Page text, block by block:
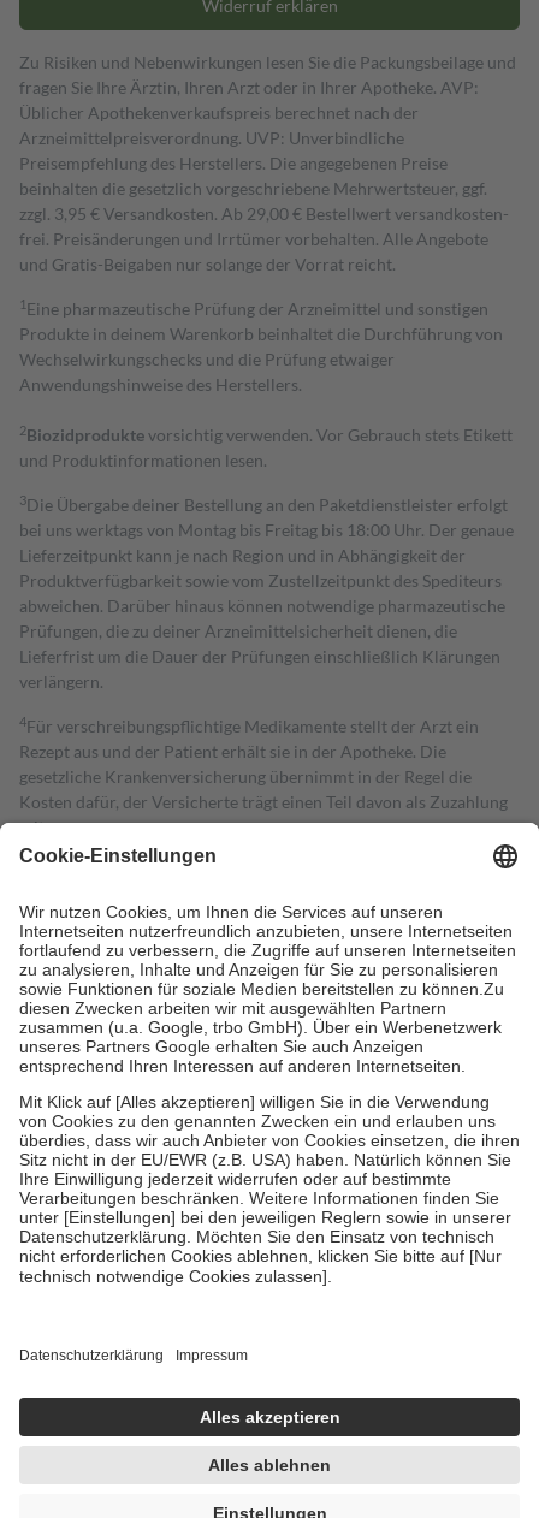
Widerruf erklären
Zu Risiken und Nebenwirkungen lesen Sie die Packungsbeilage und
fragen Sie Ihre Ärztin, Ihren Arzt oder in Ihrer Apotheke. AVP:
Üblicher Apothekenverkaufspreis berechnet nach der
Arzneimittelpreisverordnung. UVP: Unverbindliche
Preisempfehlung des Herstellers. Die angegebenen Preise
beinhalten die gesetzlich vorgeschriebene Mehrwertsteuer, ggf.
zzgl. 3,95 € Versandkosten. Ab 29,00 € Bestell­wert versand­kosten­
frei. Preisänderungen und Irrtümer vorbehalten. Alle Angebote
und Gratis-Beigaben nur solange der Vorrat reicht.
1 Eine pharmazeutische Prüfung der Arzneimittel und sonstigen
Produkte in deinem Warenkorb beinhaltet die Durchführung von
Wechselwirkungschecks und die Prüfung etwaiger
Anwendungshinweise des Herstellers.
2Biozidproduktevorsichtig verwenden. Vor Gebrauch stets Etikett
und Produktinformationen lesen.
3Die Übergabe deiner Bestellung an den Paketdienstleister erfolgt
bei uns werktags von Montag bis Freitag bis 18:00 Uhr. Der genaue
Lieferzeitpunkt kann je nach Region und in Abhängigkeit der
Produktverfügbarkeit sowie vom Zustellzeitpunkt des Spediteurs
abweichen. Darüber hinaus können notwendige pharmazeutische
Prüfungen, die zu deiner Arzneimittelsicherheit dienen, die
Lieferfrist um die Dauer der Prüfungen einschließlich Klärungen
verlängern.
4Für verschreibungspflichtige Medikamente stellt der Arzt ein
Rezept aus und der Patient erhält sie in der Apotheke. Die
gesetzliche Krankenversicherung übernimmt in der Regel die
Kosten dafür, der Versicherte trägt einen Teil davon als Zuzahlung
mit.
Grundsätzlich leisten Mitglieder Zuzahlungen in Höhe von zehn
höchstens zehn Euro.
Es sind jedoch nie mehr als die tatsächlichen
Kosten der Leistung zu entrichten.
Diese Regeln gelten grundsätzlich auch für Online-Apotheken.
Bei Heilmitteln und häuslicher Krankenpflege beträgt die
Zuzahlung zehn Prozent der Kosten sowie zehn Euro je
Verordnung.
Um das Engagement der Versicherten für ihre eigene Gesundheit zu
stärken und die besondere Stellung der Familie zu unterstützen,
fallenkeine Zuzahlungenan bei:
• Kindern und Jugendlichen bis zum vollendeten 18. Lebensjahr
mit Ausnahme der Fahrkosten
• Untersuchungen zur Vorsorge und Früherkennung, die von der
GKV getragen werden
• empfohlenen Schutzimpfungen
• Harn- und Blutteststreifen
getroffen, um sicherzustellen, dass es sich um echte Bewertungen
https://help.etrusted.com/hc/de/articles/4419944605341
Einige Bilder und Inhalte wurden unter Zuhilfenahme künstlicher